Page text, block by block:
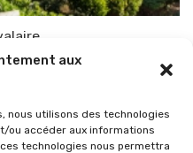
aux
nous utilisons des technologies
ou accéder aux informations
technologies nous permettra